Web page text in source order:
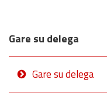
Gare su delega
Gare su delega